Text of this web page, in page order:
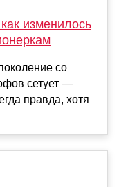
изменилось
со
сетует —
правда, хотя